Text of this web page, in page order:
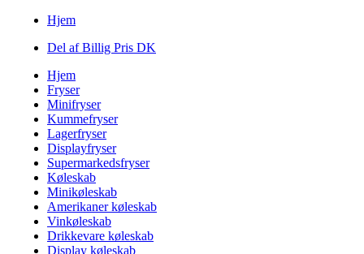
Hjem
Del af Billig Pris DK
Hjem
Fryser
Minifryser
Kummefryser
Lagerfryser
Displayfryser
Supermarkedsfryser
Køleskab
Minikøleskab
Amerikaner køleskab
Vinkøleskab
Drikkevare køleskab
Display køleskab